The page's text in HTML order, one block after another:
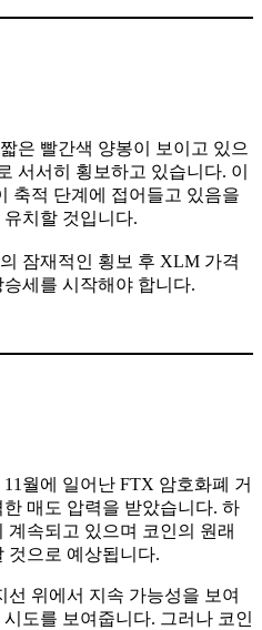
은 빨간색 양봉이 보이고 있으
서서히 횡보하고 있습니다. 이
축적 단계에 접어들고 있음을
치할 것입니다.
잠재적인 횡보 후 XLM 가격
세를 시작해야 합니다.
월에 일어난 FTX 암호화폐 거
매도 압력을 받았습니다. 하
속되고 있으며 코인의 원래
것으로 예상됩니다.
선 위에서 지속 가능성을 보여
도를 보여줍니다. 그러나 코인